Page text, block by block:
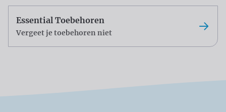
Essential Toebehoren
Vergeet je toebehoren niet